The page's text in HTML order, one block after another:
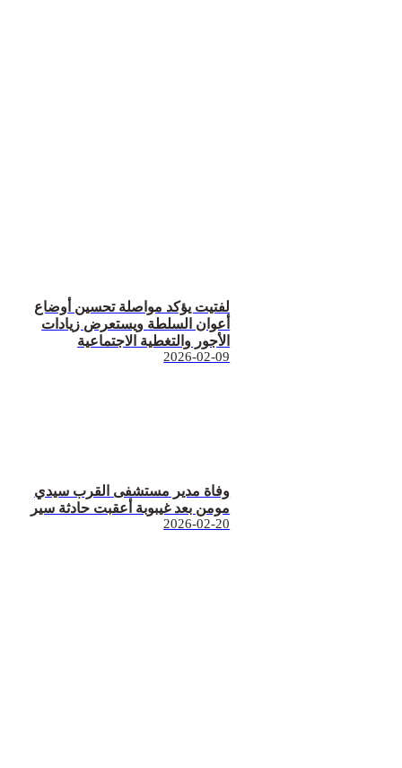
لفتيت يؤكد مواصلة تحسين أوضاع
أعوان السلطة ويستعرض زيادات
الأجور والتغطية الاجتماعية
2026-02-09
وفاة مدير مستشفى القرب سيدي
مومن بعد غيبوبة أعقبت حادثة سير
2026-02-20